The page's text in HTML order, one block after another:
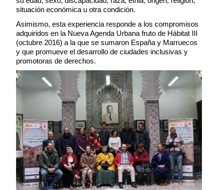
situación económica u otra condición.
Asimismo, esta experiencia responde a los compromisos
adquiridos en la Nueva Agenda Urbana fruto de Hábitat III
(octubre 2016) a la que se sumaron España y Marruecos
y que promueve el desarrollo de ciudades inclusivas y
promotoras de derechos.